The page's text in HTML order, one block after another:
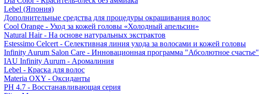
Lebel (Япония)
Дополнительные средства для процедуры окрашивания волос
Cool Orange - Уход за кожей головы «Холодный апельсин»
Natural Hair - На основе натуральных экстрактов
Estessimo Celcert - Селективная линия ухода за волосами и кожей головы
Infinity Aurum Salon Care - Инновационная программа "Абсолютное счастье"
IAU Infinity Aurum - Аромалиния
Lebel - Краска для волос
Materia OXY - Оксиданты
PH 4.7 - Восстанавливающая серия